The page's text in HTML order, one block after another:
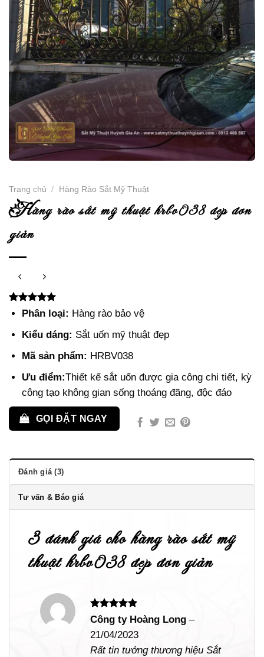
Trang chủ / Hàng Rào Sắt Mỹ Thuật
hàng rào sắt mỹ thuật hrbv038 đẹp đơn
giản
5.00trên 5
3
đánh giá
Phân loại: Hàng rào bảo vệ
Kiểu dáng: Sắt uốn mỹ thuật đẹp
Mã sản phẩm: HRBV038
Ưu điểm:Thiết kế sắt uốn được gia công chi tiết, kỳ
công tạo không gian sống thoáng đãng, độc đáo
GỌI ĐẶT NGAY
Đánh giá (3)
Tư vấn & Báo giá
3 đánh giá chohàng rào sắt mỹ
thuật hrbv038 đẹp đơn giản
Được xếp
hạng5
5
sao
Công ty Hoàng Long–
21/04/2023
Rất tin tưởng thương hiệu Sắt